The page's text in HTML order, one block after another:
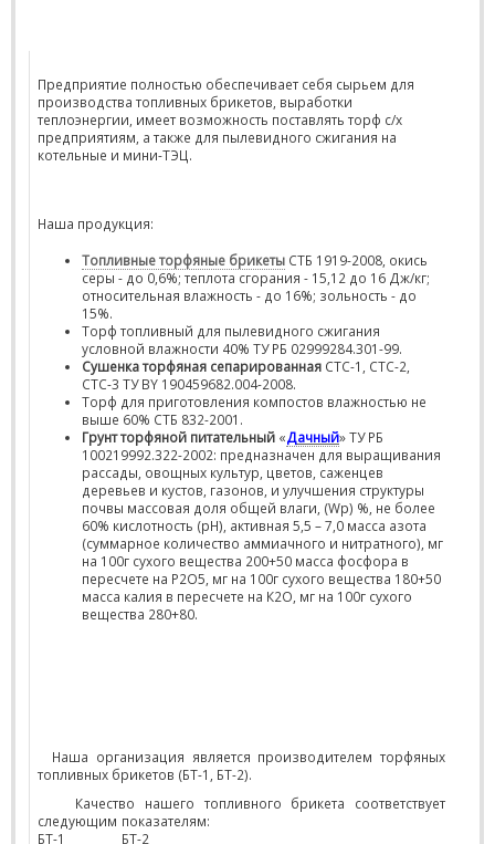
Предприятие полностью обеспечивает себя сырьем для
производства топливных брикетов, выработки
теплоэнергии, имеет возможность поставлять торф с/х
предприятиям, а также для пылевидного сжигания на
котельные и мини-ТЭЦ.
Наша продукция:
Топливные торфяные брикеты СТБ 1919-2008, окись
серы - до 0,6%; теплота сгорания - 15,12 до 16 Дж/кг;
относительная влажность - до 16%; зольность - до
15%.
Торф топливный для пылевидного сжигания
условной влажности 40% ТУ РБ 02999284.301-99.
Сушенка торфяная сепарированная СТС-1, СТС-2,
СТС-3 ТУ BY 190459682.004-2008.
Торф для приготовления компостов влажностью не
выше 60% СТБ 832-2001.
Грунт торфяной питательный «Дачный» ТУ РБ
100219992.322-2002: предназначен для выращивания
рассады, овощных культур, цветов, саженцев
деревьев и кустов, газонов, и улучшения структуры
почвы массовая доля общей влаги, (Wp) %, не более
60% кислотность (рН), активная 5,5 – 7,0 масса азота
(суммарное количество аммиачного и нитратного), мг
на 100г сухого вещества 200+50 масса фосфора в
пересчете на Р2О5, мг на 100г сухого вещества 180+50
масса калия в пересчете на К2О, мг на 100г сухого
вещества 280+80.
Наша организация является производителем торфяных
топливных брикетов (БТ-1, БТ-2).
Качество нашего топливного брикета соответствует
следующим показателям:
БТ-1
БТ-2